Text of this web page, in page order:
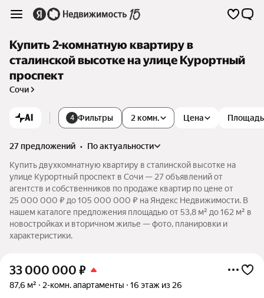
Купить 2-комнатную квартиру в
сталинской высотке на улице Курортный
проспект
Сочи
AI 4 Фильтры 2 комн. Цена Площадь
27 предложений •
по актуальности
Купить двухкомнатную квартиру в сталинской высотке на
улице Курортный проспект в Сочи — 27 объявлений от
агентств и собственников по продаже квартир по цене от
25 000 000 ₽ до 105 000 000 ₽ на Яндекс Недвижимости. В
нашем каталоге предложения площадью от 53,8 м² до 162 м² в
новостройках и вторичном жилье — фото, планировки и
характеристики.
33 000 000 ₽
87,6 м² 2-комн. апартаменты 16 этаж из 26